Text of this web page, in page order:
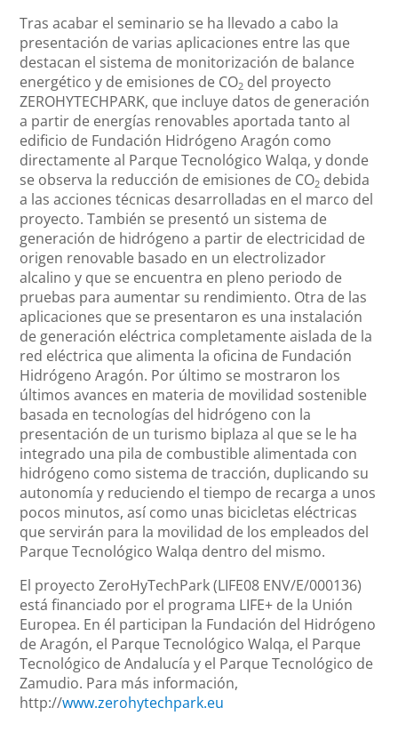
Tras acabar el seminario se ha llevado a cabo la
presentación de varias aplicaciones entre las que
destacan el sistema de monitorización de balance
energético y de emisiones de CO2 del proyecto
ZEROHYTECHPARK, que incluye datos de generación
a partir de energías renovables aportada tanto al
edificio de Fundación Hidrógeno Aragón como
directamente al Parque Tecnológico Walqa, y donde
se observa la reducción de emisiones de CO2 debida
a las acciones técnicas desarrolladas en el marco del
proyecto. También se presentó un sistema de
generación de hidrógeno a partir de electricidad de
origen renovable basado en un electrolizador
alcalino y que se encuentra en pleno periodo de
pruebas para aumentar su rendimiento. Otra de las
aplicaciones que se presentaron es una instalación
de generación eléctrica completamente aislada de la
red eléctrica que alimenta la oficina de Fundación
Hidrógeno Aragón. Por último se mostraron los
últimos avances en materia de movilidad sostenible
basada en tecnologías del hidrógeno con la
presentación de un turismo biplaza al que se le ha
integrado una pila de combustible alimentada con
hidrógeno como sistema de tracción, duplicando su
autonomía y reduciendo el tiempo de recarga a unos
pocos minutos, así como unas bicicletas eléctricas
que servirán para la movilidad de los empleados del
Parque Tecnológico Walqa dentro del mismo.
El proyecto ZeroHyTechPark (LIFE08 ENV/E/000136)
está financiado por el programa LIFE+ de la Unión
Europea. En él participan la Fundación del Hidrógeno
de Aragón, el Parque Tecnológico Walqa, el Parque
Tecnológico de Andalucía y el Parque Tecnológico de
Zamudio. Para más información,
http://www.zerohytechpark.eu